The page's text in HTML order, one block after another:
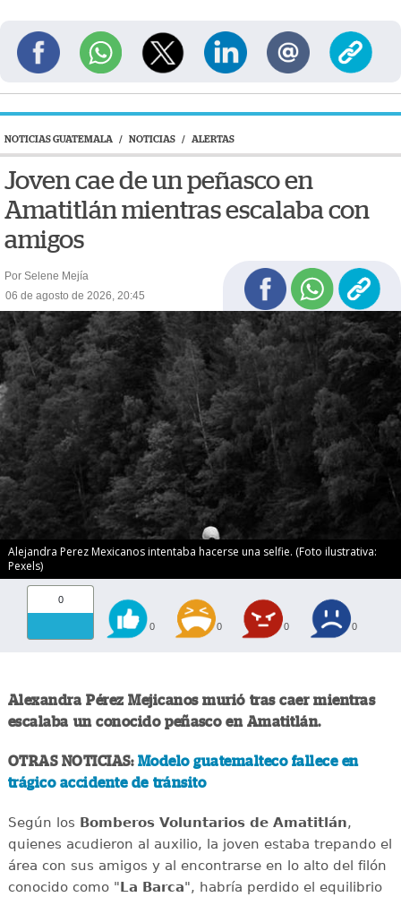
NOTICIAS GUATEMALA / NOTICIAS / ALERTAS
Joven cae de un peñasco en
Amatitlán mientras escalaba con
amigos
Por Selene Mejía
06 de agosto de 2026, 20:45
Alejandra Perez Mexicanos intentaba hacerse una selfie. (Foto ilustrativa:
Pexels)
0
0 0 0 0
Alexandra Pérez Mejicanos murió tras caer mientras
escalaba un conocido peñasco en Amatitlán.
OTRAS NOTICIAS: Modelo guatemalteco fallece en
trágico accidente de tránsito
Según los Bomberos Voluntarios de Amatitlán,
quienes acudieron al auxilio, la joven estaba trepando el
área con sus amigos y al encontrarse en lo alto del filón
conocido como " La Barca", habría perdido el equilibrio